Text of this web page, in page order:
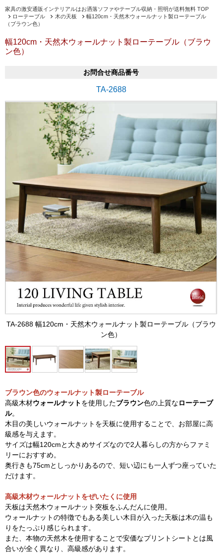
家具の激安通販インテリアルはお洒落ソファやテーブル収納・照明が送料無料 TOP
ローテーブル
木の天板
幅120cm・天然木ウォールナット製ローテーブル
（ブラウン色）
幅120cm・天然木ウォールナット製ローテーブル（ブラウ
ン色）
お問合せ商品番号
TA-2688
TA-2688 幅120cm・天然木ウォールナット製ローテーブル（ブラウ
ン色）
ブラウン色のウォールナット製ローテーブル
高級木材ウォールナットを使用したブラウン色の上質なローテーブ
ル。
木目の美しいウォールナットを天板に使用することで、お部屋に高
級感を与えます。
サイズは幅120cmと大きめサイズなので2人暮らしの方からファミ
リーにおすすめ。
奥行きも75cmとしっかりあるので、短い辺にも一人ずつ座っていた
だけます。
高級木材ウォールナットをぜいたくに使用
天板は天然木ウォールナット突板をふんだんに使用。
ウォールナットの特徴でもある美しい木目が入った天板は木の温も
りをたっぷり感じられます。
また、本物の天然木を使用することで安価なプリントシートとは風
合いが全く異なり、高級感があります。